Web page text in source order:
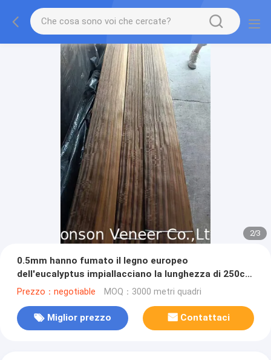
2/3
0.5mm hanno fumato il legno europeo
dell'eucalyptus impiallacciano la lunghezza di 250cm
per mobilia
Prezzo：negotiable MOQ：3000 metri quadri
Miglior prezzo Contattaci